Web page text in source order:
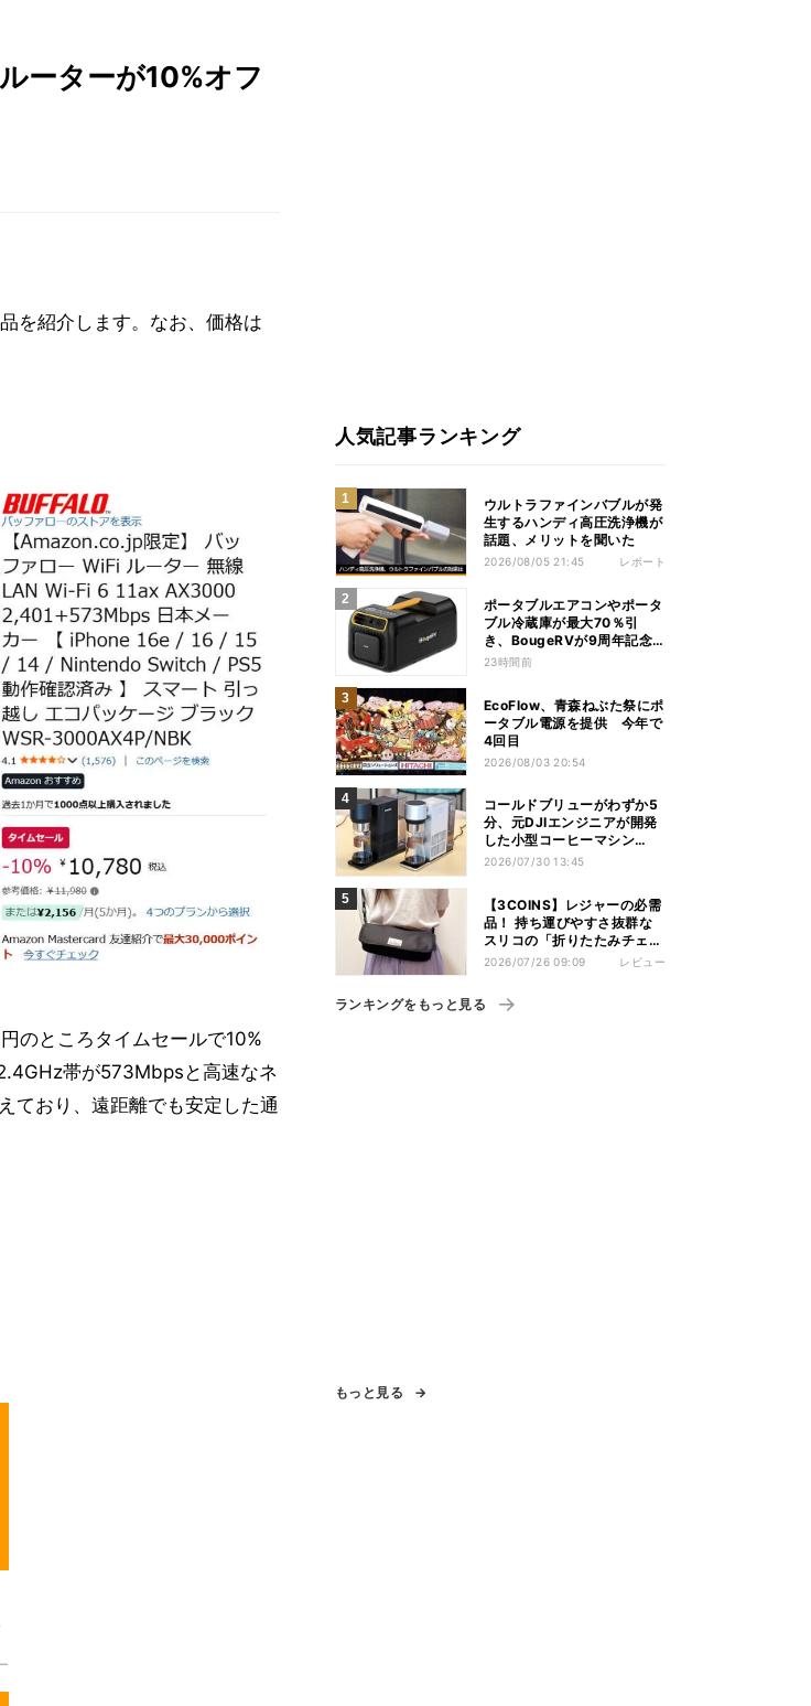
ーターが10%オフ
を紹介します。なお、価格は
のところタイムセールで10%
帯が573Mbpsと高速なネ
ており、遠距離でも安定した通
人気記事ランキング
ウルトラファインバブルが発
生するハンディ高圧洗浄機が
話題、メリットを聞いた
2026/08/05 21:45 レポート
ポータブルエアコンやポータ
ブル冷蔵庫が最大70％引
き、BougeRVが9周年記念
セール
23時間前
EcoFlow、青森ねぶた祭にポ
ータブル電源を提供 今年で
4回目
2026/08/03 20:54
コールドブリューがわずか5
分、元DJIエンジニアが開発
した小型コーヒーマシン
「Brezi」
2026/07/30 13:45
【3COINS】レジャーの必需
品！ 持ち運びやすさ抜群な
スリコの「折りたたみチェ
ア」を使ってみた
2026/07/26 09:09 レビュー
ランキングをもっと見る
もっと見る